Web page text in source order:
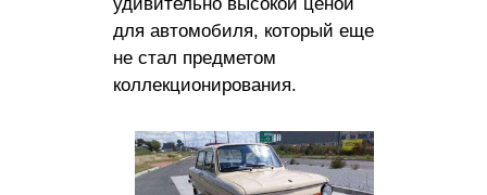
для автомобиля, который еще
не стал предметом
коллекционирования.